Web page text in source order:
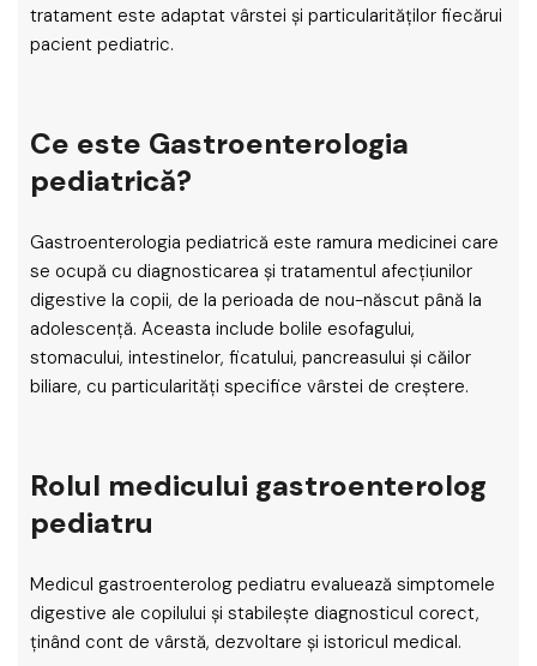
tratament este adaptat vârstei și particularităților fiecărui
pacient pediatric.
Ce este Gastroenterologia
pediatrică?
Gastroenterologia pediatrică este ramura medicinei care
se ocupă cu diagnosticarea și tratamentul afecțiunilor
digestive la copii, de la perioada de nou-născut până la
adolescență. Aceasta include bolile esofagului,
stomacului, intestinelor, ficatului, pancreasului și căilor
biliare, cu particularități specifice vârstei de creștere.
Rolul medicului gastroenterolog
pediatru
Medicul gastroenterolog pediatru evaluează simptomele
digestive ale copilului și stabilește diagnosticul corect,
ținând cont de vârstă, dezvoltare și istoricul medical.